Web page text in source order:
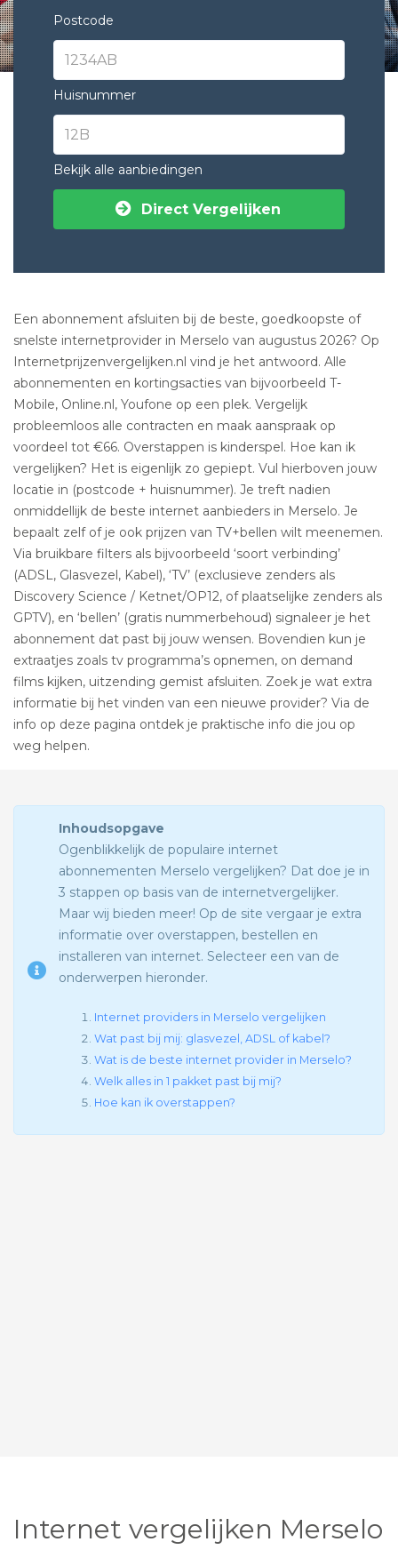
Postcode
Huisnummer
Bekijk alle aanbiedingen
Direct Vergelijken
Een abonnement afsluiten bij de beste, goedkoopste of
snelste internetprovider in Merselo van augustus 2026? Op
Internetprijzenvergelijken.nl vind je het antwoord. Alle
abonnementen en kortingsacties van bijvoorbeeld T-
Mobile, Online.nl, Youfone op een plek. Vergelijk
probleemloos alle contracten en maak aanspraak op
voordeel tot €66. Overstappen is kinderspel. Hoe kan ik
vergelijken? Het is eigenlijk zo gepiept. Vul hierboven jouw
locatie in (postcode + huisnummer). Je treft nadien
onmiddellijk de beste internet aanbieders in Merselo. Je
bepaalt zelf of je ook prijzen van TV+bellen wilt meenemen.
Via bruikbare filters als bijvoorbeeld ‘soort verbinding’
(ADSL, Glasvezel, Kabel), ‘TV’ (exclusieve zenders als
Discovery Science / Ketnet/OP12, of plaatselijke zenders als
GPTV), en ‘bellen’ (gratis nummerbehoud) signaleer je het
abonnement dat past bij jouw wensen. Bovendien kun je
extraatjes zoals tv programma’s opnemen, on demand
films kijken, uitzending gemist afsluiten. Zoek je wat extra
informatie bij het vinden van een nieuwe provider? Via de
info op deze pagina ontdek je praktische info die jou op
weg helpen.
Inhoudsopgave
Ogenblikkelijk de populaire internet
abonnementen Merselo vergelijken? Dat doe je in
3 stappen op basis van de internetvergelijker.
Maar wij bieden meer! Op de site vergaar je extra
informatie over overstappen, bestellen en
installeren van internet. Selecteer een van de
onderwerpen hieronder.
Internet providers in Merselo vergelijken
Wat past bij mij: glasvezel, ADSL of kabel?
Wat is de beste internet provider in Merselo?
Welk alles in 1 pakket past bij mij?
Hoe kan ik overstappen?
Internet vergelijken Merselo